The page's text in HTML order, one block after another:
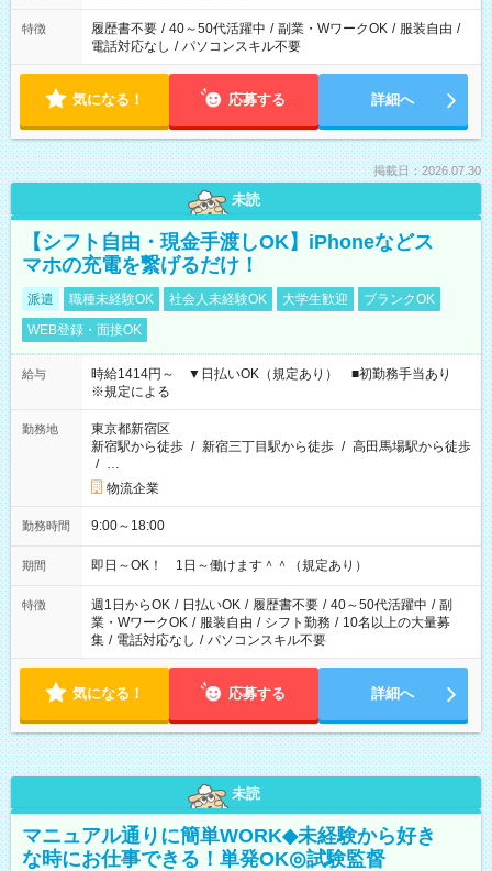
特徴 履歴書不要 / 40～50代活躍中 / 副業・WワークOK / 服装自由 /
電話対応なし / パソコンスキル不要
気になる！ 応募する 詳細へ
掲載日：2026.07.30
未読
【シフト自由・現金手渡しOK】iPhoneなどス
マホの充電を繋げるだけ！
派遣 職種未経験OK 社会人未経験OK 大学生歓迎
ブランクOK
WEB登録・面接OK
給与
時給1414円～ ▼日払いOK（規定あり） ■初勤務手当あり
※規定による
勤務地
東京都新宿区
新宿駅から徒歩 / 新宿三丁目駅から徒歩 / 高田馬場駅から徒歩
/ …
物流企業
勤務時間 9:00～18:00
期間 即日～OK！ 1日～働けます＾＾（規定あり）
特徴 週1日からOK / 日払いOK / 履歴書不要 / 40～50代活躍中 / 副
業・WワークOK / 服装自由 / シフト勤務 / 10名以上の大量募
集 / 電話対応なし / パソコンスキル不要
気になる！ 応募する 詳細へ
未読
マニュアル通りに簡単WORK◆未経験から好き
な時にお仕事できる！単発OK◎試験監督